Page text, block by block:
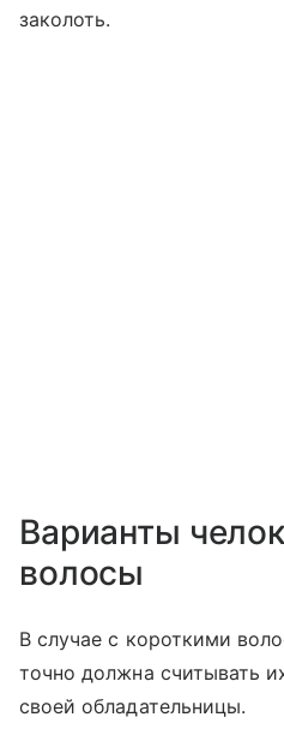
заколоть.
Варианты
волосы
В случае с короткими
точно должна считывать
своей обладательницы.